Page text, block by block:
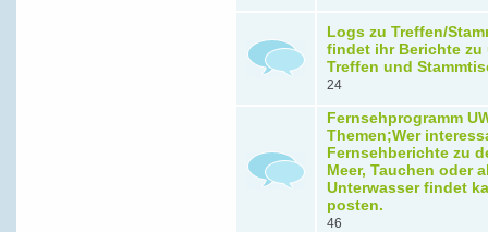
Logs zu Treffen/
findet ihr Berichte zu
Treffen und
24
Fernsehprogramm
Themen;Wer
Fernsehberichte zu
Meer, Tauchen oder
Unterwasser findet
posten.
46